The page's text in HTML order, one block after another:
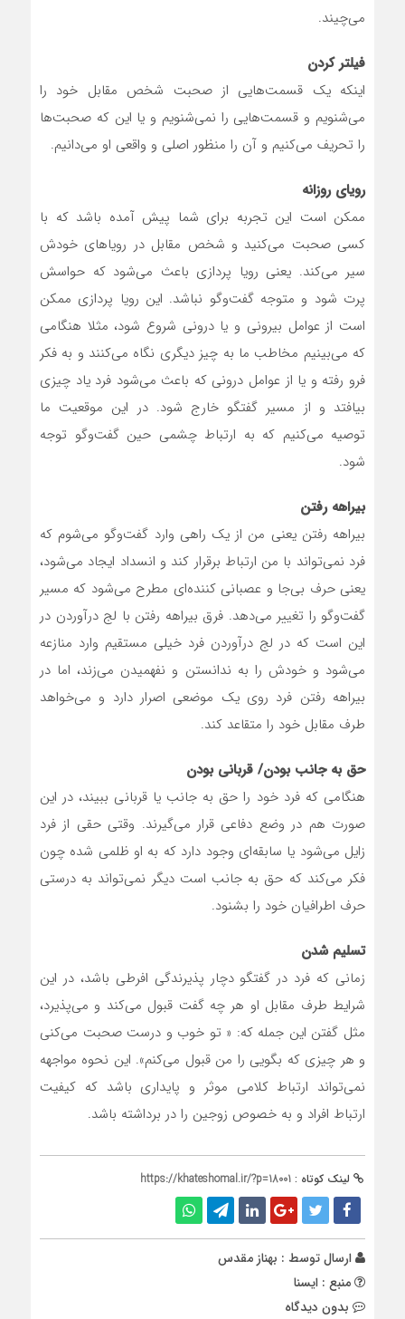
می‌چیند.
فیلتر کردن
اینکه یک قسمت‌هایی از صحبت‌ شخص مقابل خود را
می‌شنویم و قسمت‌هایی را نمی‌شنویم و یا این که صحبت‌ها
را تحریف می‌کنیم و آن را منظور اصلی و واقعی او می‌دانیم.
رویای روزانه
ممکن است این تجربه برای شما پیش آمده باشد که با
کسی صحبت می‌کنید و شخص مقابل در رویاهای خودش
سیر می‌کند. یعنی رویا پردازی باعث می‌شود که حواسش
پرت شود و متوجه گفت‌وگو نباشد. این رویا پردازی ممکن
است از عوامل بیرونی و یا درونی شروع شود، مثلا هنگامی
که می‌بینیم مخاطب ما به چیز دیگری نگاه می‌کنند و به فکر
فرو رفته و یا از عوامل درونی که باعث می‌شود فرد یاد چیزی
بیافتد و از مسیر گفتگو خارج شود. در این موقعیت ما
توصیه می‌کنیم که به ارتباط چشمی حین گفت‌وگو توجه
شود.
بیراهه رفتن
بیراهه رفتن یعنی من از یک راهی وارد گفت‌وگو می‌شوم که
فرد نمی‌تواند با من ارتباط برقرار کند و انسداد ایجاد می‌شود،
یعنی حرف بی‌جا و عصبانی کننده‌ای مطرح می‌شود که مسیر
گفت‌وگو را تغییر می‌دهد. فرق بیراهه رفتن با لج درآوردن در
این است که در لج درآوردن فرد خیلی مستقیم وارد منازعه
می‌شود و خودش را به ندانستن و نفهمیدن می‌زند، اما در
بیراهه رفتن فرد روی یک موضعی اصرار دارد و می‌خواهد
طرف مقابل خود را متقاعد کند.
حق به جانب بودن/ قربانی بودن
هنگامی که فرد خود را حق به جانب یا قربانی ببیند، در این
صورت هم در وضع دفاعی قرار می‌گیرند. وقتی حقی از فرد
زایل می‌شود یا سابقه‌ای وجود دارد که به او ظلمی شده چون
فکر می‌کند که حق به جانب است دیگر نمی‌تواند به درستی
حرف اطرافیان خود را بشنود.
تسلیم شدن
زمانی که فرد در گفتگو دچار پذیرندگی افرطی باشد، در این
شرایط طرف مقابل او هر چه گفت قبول می‌کند و می‌پذیرد،
مثل گفتن این جمله که: « تو خوب و درست صحبت می‌کنی
و هر چیزی که بگویی را من قبول می‌کنم». این نحوه مواجهه
نمی‌تواند ارتباط کلامی موثر و پایداری باشد که کیفیت
ارتباط افراد و به خصوص زوجین را در برداشته باشد.
لینک کوتاه : https://khateshomal.ir/?p=18001
ارسال توسط : بهناز مقدس
منبع : ایسنا
بدون دیدگاه